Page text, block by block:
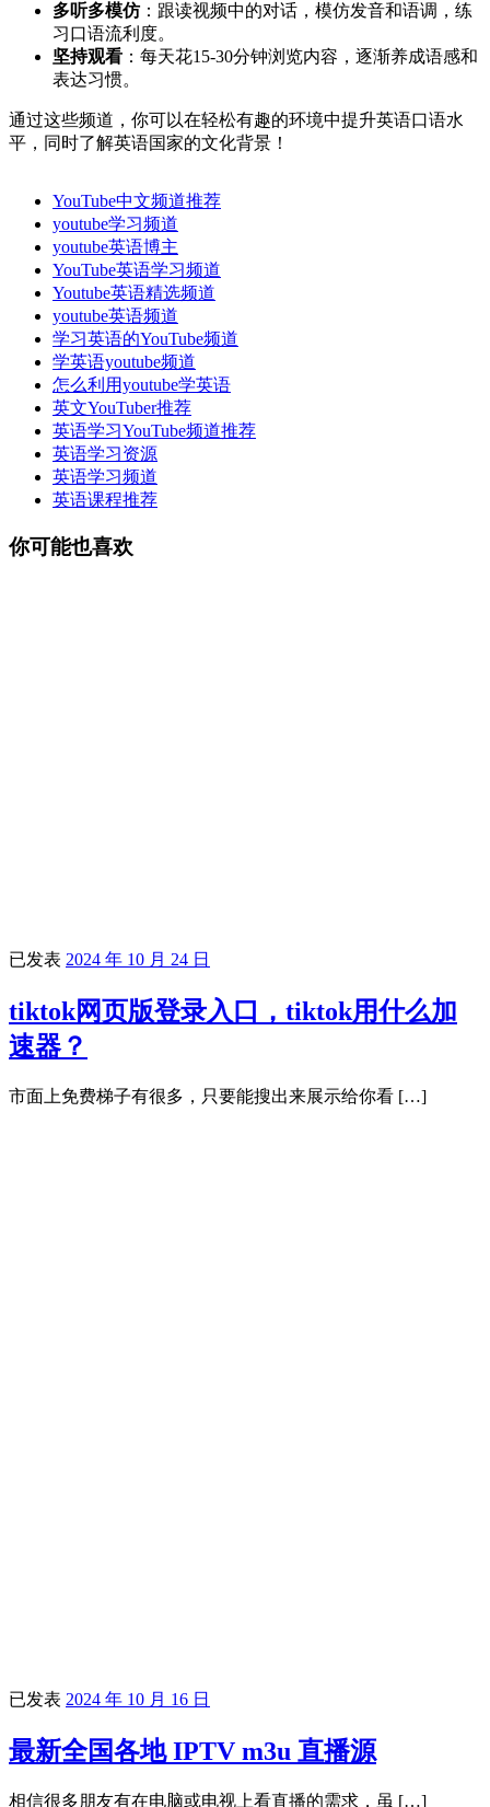
多听多模仿：跟读视频中的对话，模仿发音和语调，练
习口语流利度。
坚持观看 ：每天花15-30分钟浏览内容，逐渐养成语感和
表达习惯。
通过这些频道，你可以在轻松有趣的环境中提升英语口语水
平，同时了解英语国家的文化背景！
YouTube中文频道推荐
youtube学习频道
youtube英语博主
YouTube英语学习频道
Youtube英语精选频道
youtube英语频道
学习英语的YouTube频道
学英语youtube频道
怎么利用youtube学英语
英文YouTuber推荐
英语学习YouTube频道推荐
英语学习资源
英语学习频道
英语课程推荐
你可能也喜欢
已发表 2024 年 10 月 24 日
tiktok网页版登录入口，tiktok用什么加
速器？
市面上免费梯子有很多，只要能搜出来展示给你看 […]
已发表 2024 年 10 月 16 日
最新全国各地 IPTV m3u 直播源
相信很多朋友有在电脑或电视上看直播的需求，虽 […]